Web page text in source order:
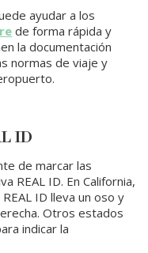
ayudar a los
de forma rápida y
la documentación
normas de viaje y
ID
de marcar las
REAL ID. En California,
ID lleva un oso y
Otros estados
indicar la